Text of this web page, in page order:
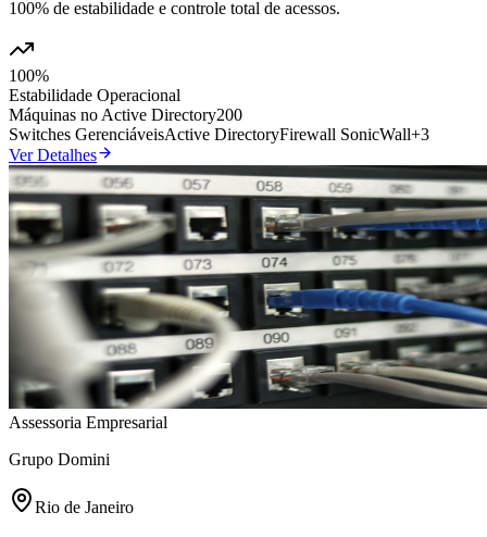
100% de estabilidade e controle total de acessos.
100%
Estabilidade Operacional
Máquinas no Active Directory200
Switches GerenciáveisActive DirectoryFirewall SonicWall+3
Ver Detalhes
Assessoria Empresarial
Grupo Domini
Rio de Janeiro